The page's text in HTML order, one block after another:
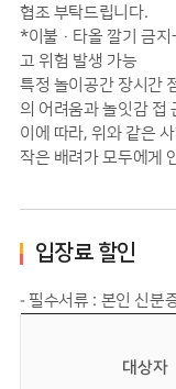
협조 부탁드립니다.
*이불·타올 깔기 금지
고 위험 발생 가능
특정 놀이공간 장시간
의 어려움과 놀잇감 접
이에 따라, 위와 같은
작은 배려가 모두에게
입장료 할인
- 필수서류 : 본인 신분
대상자